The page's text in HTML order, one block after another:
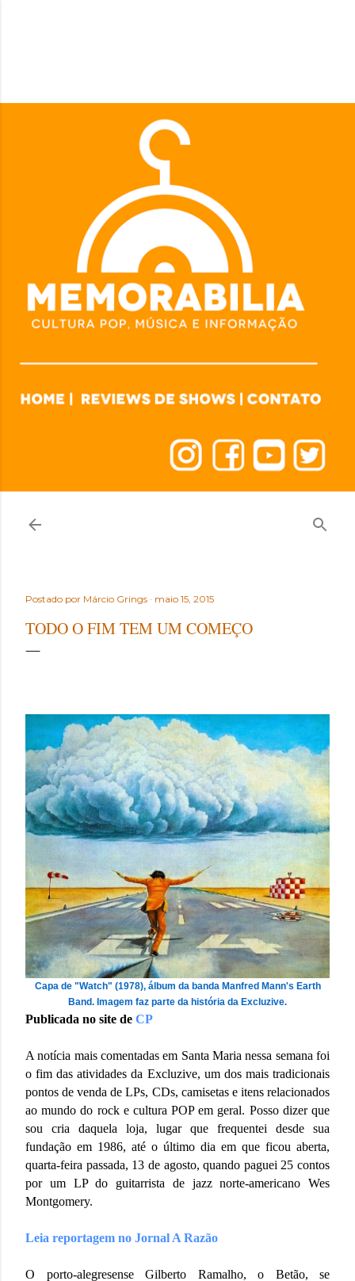
Postado por Márcio Grings maio 15, 2015
TODO O FIM TEM UM COMEÇO
Capa de "Watch" (1978), álbum da banda Manfred Mann's Earth
Band. Imagem faz parte da história da Excluzive.
Publicada no site de CP
A notícia mais comentadas em Santa Maria nessa semana foi
o fim das atividades da Excluzive, um dos mais tradicionais
pontos de venda de LPs, CDs, camisetas e itens relacionados
ao mundo do rock e cultura POP em geral. Posso dizer que
sou cria daquela loja, lugar que frequentei desde sua
fundação em 1986, até o último dia em que ficou aberta,
quarta-feira passada, 13 de agosto, quando paguei 25 contos
por um LP do guitarrista de jazz norte-americano Wes
Montgomery.
Leia reportagem no Jornal A Razão
O porto-alegresense Gilberto Ramalho, o Betão, se